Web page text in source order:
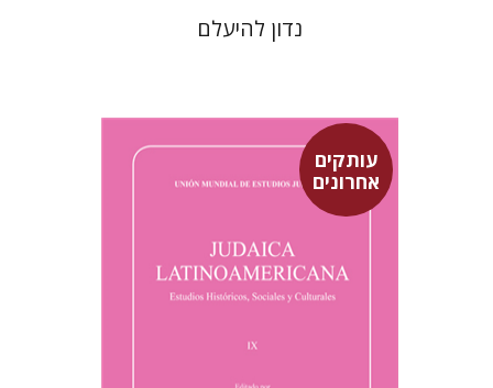
נדון להיעלם
עותקים
אחרונים
סבסטיאן קלור
מרגלית בז'רנו
פולט קרשונוביץ שוסטר
פלורינדה פ.